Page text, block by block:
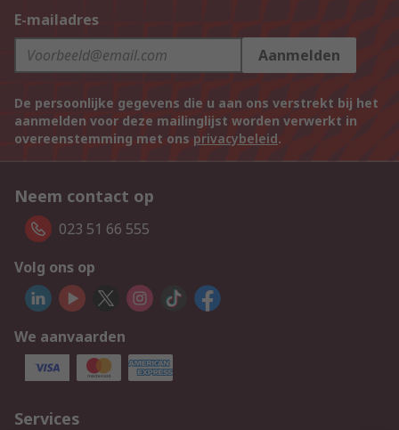
E-mailadres
Aanmelden
De persoonlijke gegevens die u aan ons verstrekt bij het
aanmelden voor deze mailinglijst worden verwerkt in
overeenstemming met ons privacybeleid.
Neem contact op
023 51 66 555
Volg ons op
We aanvaarden
Services